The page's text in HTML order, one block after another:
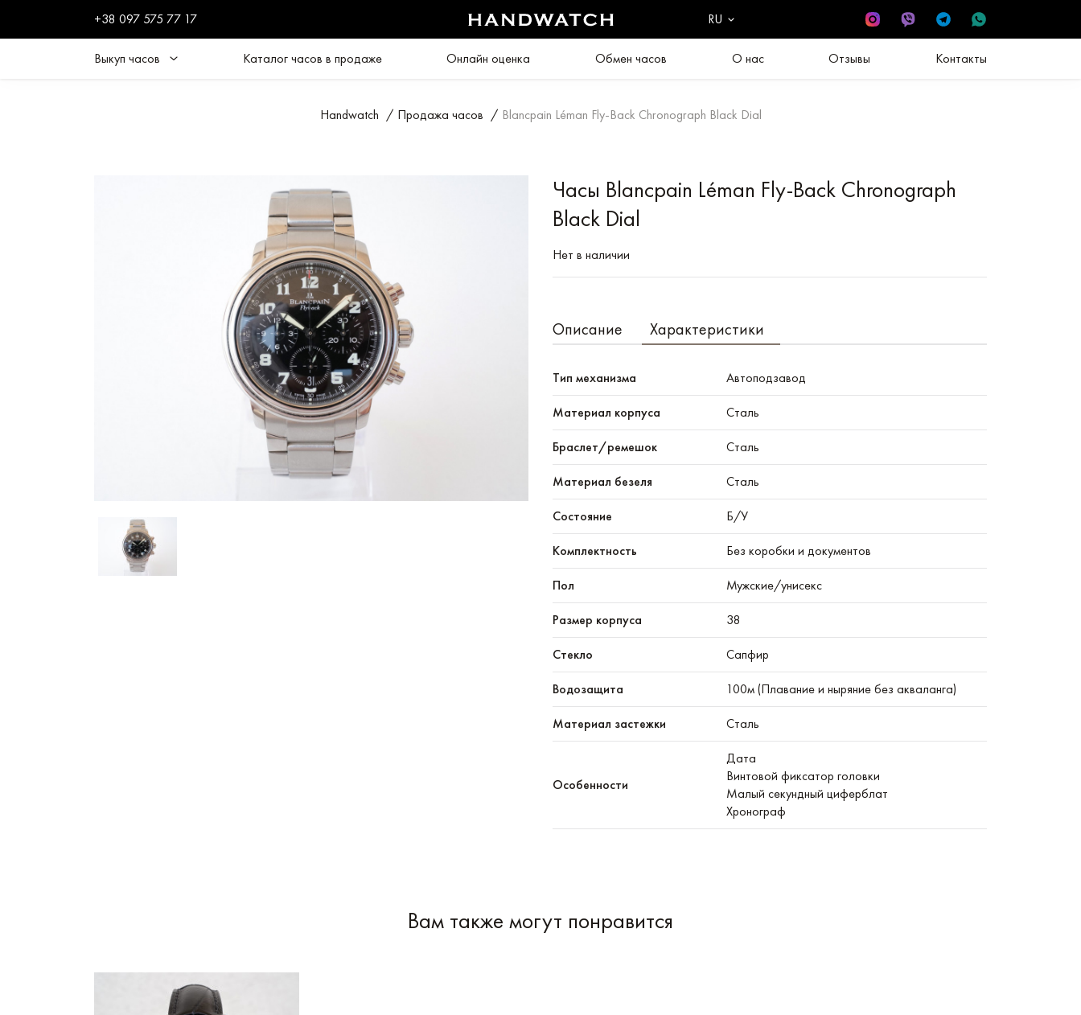
+38 097 575 77 17 RU
Выкуп часов Каталог часов в продаже Онлайн оценка Обмен часов О нас Отзывы Контакты
Handwatch / Продажа часов / Blancpain Léman Fly-Back Chronograph Black Dial
Часы Blancpain Léman Fly-Back Chronograph
Black Dial
Нет в наличии
Описание Характеристики
Тип механизма Автоподзавод
Материал корпуса Сталь
Браслет/ремешок Сталь
Материал безеля Сталь
Состояние Б/У
Комплектность Без коробки и документов
Пол Мужские/унисекс
Размер корпуса 38
Стекло Сапфир
Водозащита 100м (Плавание и ныряние без акваланга)
Материал застежки Сталь
Особенности
Дата
Винтовой фиксатор головки
Малый секундный циферблат
Хронограф
Вам также могут понравится